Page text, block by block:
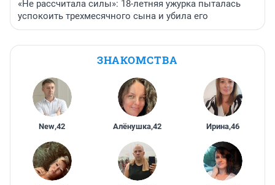
«Не рассчитала силы»: 18-летняя ужурка пыталась
успокоить трехмесячного сына и убила его
ЗНАКОМСТВА
New,42 Алёнушка,42 Ирина,46